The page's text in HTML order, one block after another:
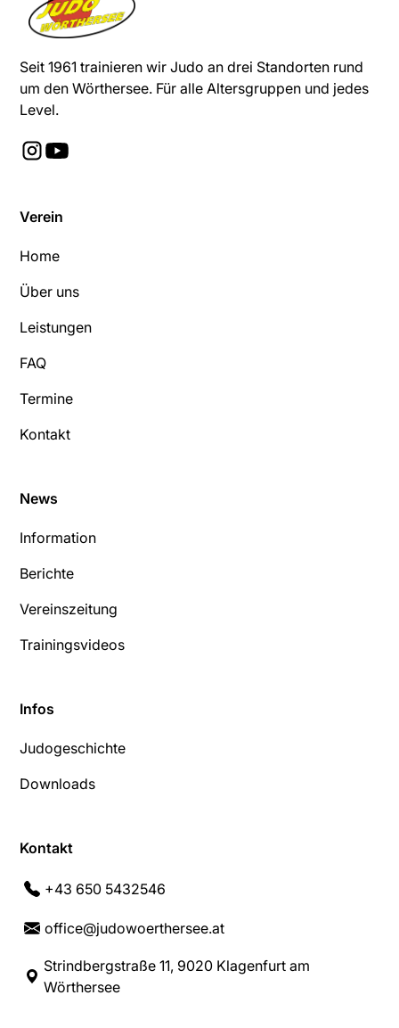
Seit 1961 trainieren wir Judo an drei Standorten rund
um den Wörthersee. Für alle Altersgruppen und jedes
Level.
Verein
Home
Über uns
Leistungen
FAQ
Termine
Kontakt
News
Information
Berichte
Vereinszeitung
Trainingsvideos
Infos
Judogeschichte
Downloads
Kontakt
+43 650 5432546
office@judowoerthersee.at
Strindbergstraße 11, 9020 Klagenfurt am
Wörthersee